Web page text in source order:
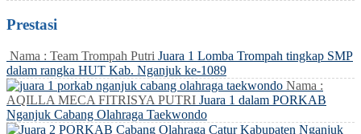
Prestasi
Nama : Team Trompah Putri Juara 1 Lomba Trompah tingkap SMP
dalam rangka HUT Kab. Nganjuk ke-1089
Nama :
AQILLA MECA FITRISYA PUTRI Juara 1 dalam PORKAB
Nganjuk Cabang Olahraga Taekwondo